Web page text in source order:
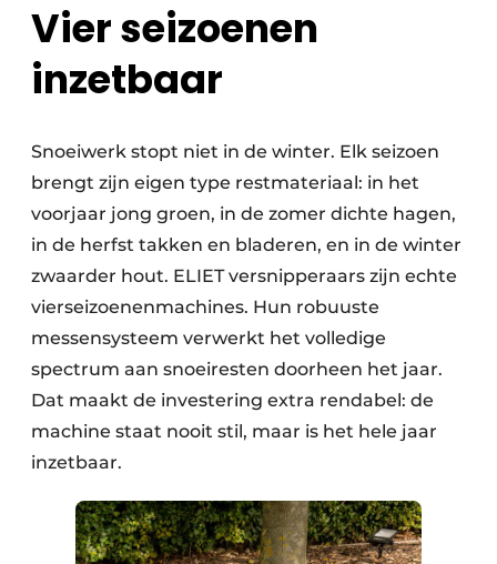
Vier seizoenen
inzetbaar
Snoeiwerk stopt niet in de winter. Elk seizoen
brengt zijn eigen type restmateriaal: in het
voorjaar jong groen, in de zomer dichte hagen,
in de herfst takken en bladeren, en in de winter
zwaarder hout. ELIET versnipperaars zijn echte
vierseizoenenmachines. Hun robuuste
messensysteem verwerkt het volledige
spectrum aan snoeiresten doorheen het jaar.
Dat maakt de investering extra rendabel: de
machine staat nooit stil, maar is het hele jaar
inzetbaar.